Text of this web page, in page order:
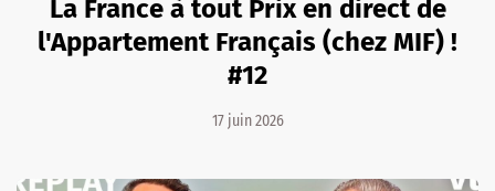
La France à tout Prix en direct de
l'Appartement Français (chez MIF) !
#12
17 juin 2026